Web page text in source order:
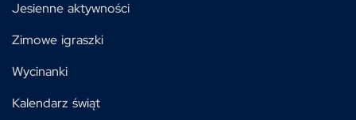
Jesienne aktywności
Zimowe igraszki
Wycinanki
Kalendarz świąt